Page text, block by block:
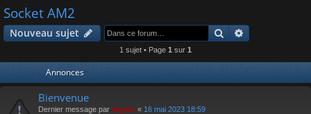
ra
pi
m
s
r
Socket AM2
Nouveau sujet Rechercher
1 sujet • Page 1 sur 1
Annonces
Bienvenue
Dernier message par keyser « 16 mai 2023 18:59